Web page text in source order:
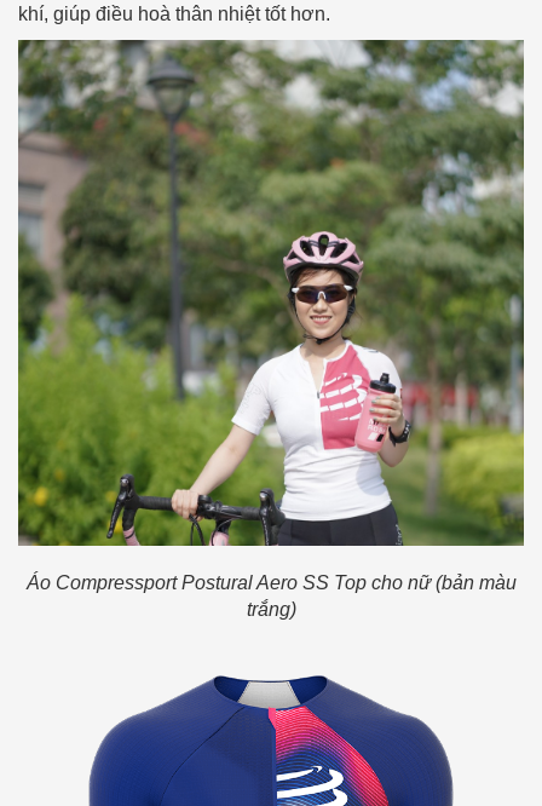
khí, giúp điều hoà thân nhiệt tốt hơn.
Áo Compressport Postural Aero SS Top cho nữ (bản màu
trắng)